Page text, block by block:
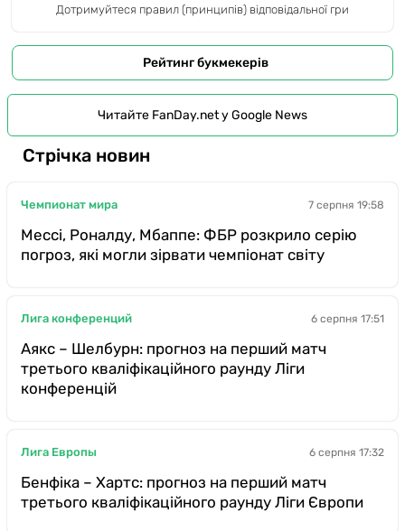
Дотримуйтеся правил (принципів) відповідальної гри
Рейтинг букмекерів
Читайте FanDay.net у Google News
Стрічка новин
Чемпионат мира 7 серпня 19:58
Мессі, Роналду, Мбаппе: ФБР розкрило серію
погроз, які могли зірвати чемпіонат світу
Лига конференций 6 серпня 17:51
Аякс – Шелбурн: прогноз на перший матч
третього кваліфікаційного раунду Ліги
конференцій
Лига Европы 6 серпня 17:32
Бенфіка – Хартс: прогноз на перший матч
третього кваліфікаційного раунду Ліги Європи